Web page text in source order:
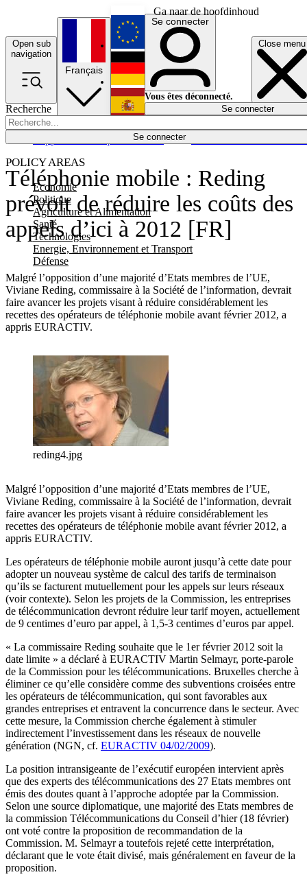
Ga naar de hoofdinhoud
Open sub
navigation
Close menu
Recherche
Se connecter
POLICY AREAS
Economie
Politique
Agriculture et Alimentation
Santé
Technologies
Energie, Environnement et Transport
Défense
Économie
Français
English
Deutsch
Español
Se connecter
Vous êtes déconnecté.
Se connecter
Téléphonie mobile : Reding
prévoit de réduire les coûts des
appels d’ici à 2012 [FR]
Malgré l’opposition d’une majorité d’Etats membres de l’UE,
Viviane Reding, commissaire à la Société de l’information, devrait
faire avancer les projets visant à réduire considérablement les
recettes des opérateurs de téléphonie mobile avant février 2012, a
appris EURACTIV.
reding4.jpg
Malgré l’opposition d’une majorité d’Etats membres de l’UE,
Viviane Reding, commissaire à la Société de l’information, devrait
faire avancer les projets visant à réduire considérablement les
recettes des opérateurs de téléphonie mobile avant février 2012, a
appris EURACTIV.
Les opérateurs de téléphonie mobile auront jusqu’à cette date pour
adopter un nouveau système de calcul des tarifs de terminaison
qu’ils se facturent mutuellement pour les appels sur leurs réseaux
(voir contexte). Selon les projets de la Commission, les entreprises
de télécommunication devront réduire leur tarif moyen, actuellement
de 9 centimes d’euro par appel, à 1,5-3 centimes d’euros par appel.
« La commissaire Reding souhaite que le 1er février 2012 soit la
date limite » a déclaré à EURACTIV Martin Selmayr, porte-parole
de la Commission pour les télécommunications. Bruxelles cherche à
éliminer ce qu’elle considère comme des subventions croisées entre
les opérateurs de télécommunication, qui sont favorables aux
grandes entreprises et entravent la concurrence dans le secteur. Avec
cette mesure, la Commission cherche également à stimuler
indirectement l’investissement dans les réseaux de nouvelle
génération (NGN, cf. EURACTIV 04/02/2009).
La position intransigeante de l’exécutif européen intervient après
que des experts des télécommunications des 27 Etats membres ont
émis des doutes quant à l’approche adoptée par la Commission.
Selon une source diplomatique, une majorité des Etats membres de
la commission Télécommunications du Conseil d’hier (18 février)
ont voté contre la proposition de recommandation de la
Commission. M. Selmayr a toutefois rejeté cette interprétation,
déclarant que le vote était divisé, mais généralement en faveur de la
proposition.